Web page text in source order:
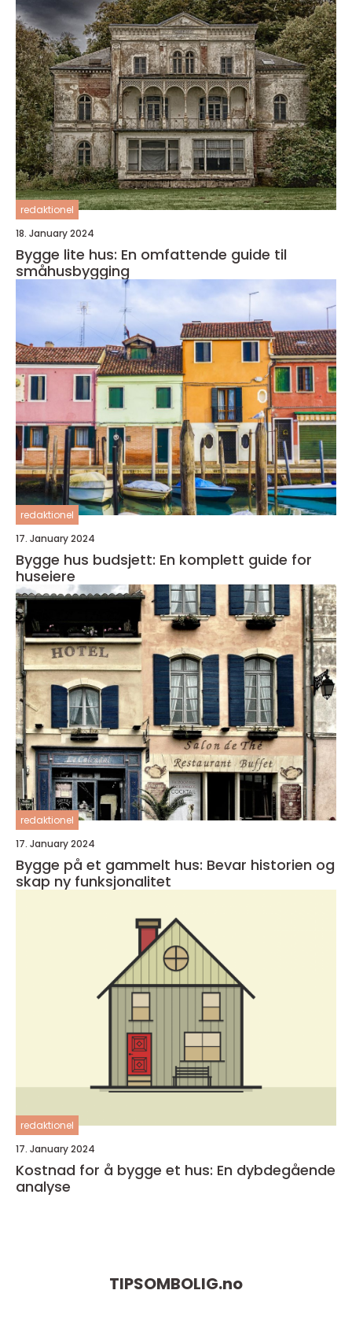
redaktionel
18. January 2024
Bygge lite hus: En omfattende guide til
småhusbygging
redaktionel
17. January 2024
Bygge hus budsjett: En komplett guide for
huseiere
redaktionel
17. January 2024
Bygge på et gammelt hus: Bevar historien og
skap ny funksjonalitet
redaktionel
17. January 2024
Kostnad for å bygge et hus: En dybdegående
analyse
TIPSOMBOLIG.no